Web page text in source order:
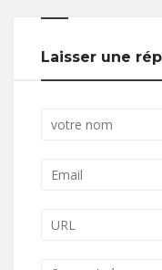
Laisser une